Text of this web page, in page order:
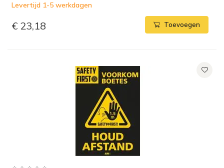
Levertijd 1-5 werkdagen
€ 23,18 Toevoegen